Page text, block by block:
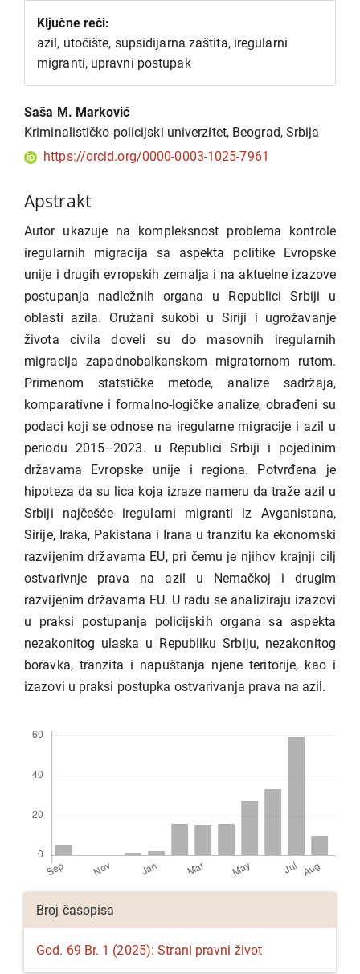
Ključne reči:
azil, utočište, supsidijarna zaštita, iregularni
migranti, upravni postupak
Glavni
sadržaj
članka
Saša M. Marković
Kriminalističko-policijski univerzitet, Beograd, Srbija
https://orcid.org/0000-0003-1025-7961
Apstrakt
Autor ukazuje na kompleksnost problema kontrole
iregularnih migracija sa aspekta politike Evropske
unije i drugih evropskih zemalja i na aktuelne izazove
postupanja nadležnih organa u Republici Srbiji u
oblasti azila. Oružani sukobi u Siriji i ugrožavanje
života civila doveli su do masovnih iregularnih
migracija zapadnobalkanskom migratornom rutom.
Primenom statstičke metode, analize sadržaja,
komparativne i formalno-logičke analize, obrađeni su
podaci koji se odnose na iregularne migracije i azil u
periodu 2015–2023. u Republici Srbiji i pojedinim
državama Evropske unije i regiona. Potvrđena je
hipoteza da su lica koja izraze nameru da traže azil u
Srbiji najčešće iregularni migranti iz Avganistana,
Sirije, Iraka, Pakistana i Irana u tranzitu ka ekonomski
razvijenim državama EU, pri čemu je njihov krajnji cilj
ostvarivnje prava na azil u Nemačkoj i drugim
razvijenim državama EU. U radu se analiziraju izazovi
u praksi postupanja policijskih organa sa aspekta
nezakonitog ulaska u Republiku Srbiju, nezakonitog
boravka, tranzita i napuštanja njene teritorije, kao i
izazovi u praksi postupka ostvarivanja prava na azil.
Detalji
članka
Broj časopisa
God. 69 Br. 1 (2025): Strani pravni život